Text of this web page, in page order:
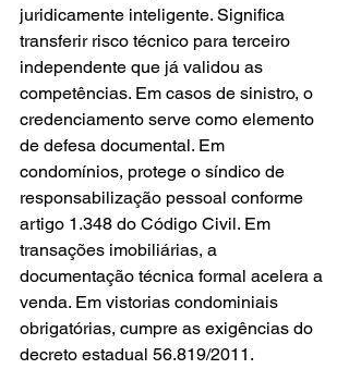
juridicamente inteligente. Significa
transferir risco técnico para terceiro
independente que já validou as
competências. Em casos de sinistro, o
credenciamento serve como elemento
de defesa documental. Em
condomínios, protege o síndico de
responsabilização pessoal conforme
artigo 1.348 do Código Civil. Em
transações imobiliárias, a
documentação técnica formal acelera a
venda. Em vistorias condominiais
obrigatórias, cumpre as exigências do
decreto estadual 56.819/2011.